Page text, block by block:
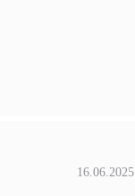
16.06.2025